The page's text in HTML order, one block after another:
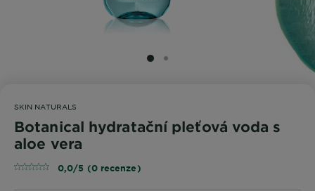
SLIDE 1
SLIDE 2
SKIN NATURALS
Botanical hydratační pleťová voda s
aloe vera
0,0/5 (0 recenze)